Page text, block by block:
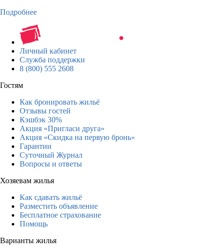
Подробнее
Личный кабинет
Служба поддержки
8 (800) 555 2608
Гостям
Как бронировать жильё
Отзывы гостей
Кэшбэк 30%
Акция «Пригласи друга»
Акция «Скидка на первую бронь»
Гарантии
Суточный Журнал
Вопросы и ответы
Хозяевам жилья
Как сдавать жильё
Разместить объявление
Бесплатное страхование
Помощь
Варианты жилья